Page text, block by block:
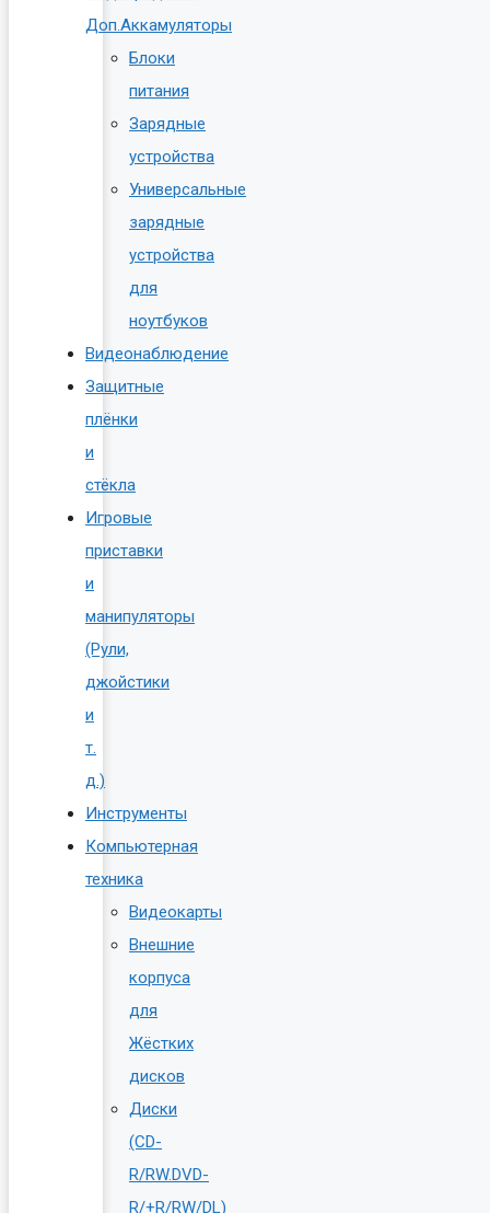
Доп.Аккамуляторы
Блоки
питания
Зарядные
устройства
Универсальные
зарядные
устройства
для
ноутбуков
Видеонаблюдение
Защитные
плёнки
и
стёкла
Игровые
приставки
и
манипуляторы
(Рули,
джойстики
и
т.
д.)
Инструменты
Компьютерная
техника
Видеокарты
Внешние
корпуса
для
Жёстких
дисков
Диски
(CD-
R/RW.DVD-
R/+R/RW/DL)